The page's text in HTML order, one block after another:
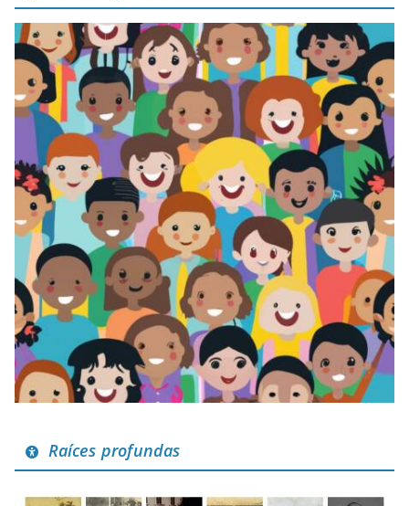
Raíces profundas